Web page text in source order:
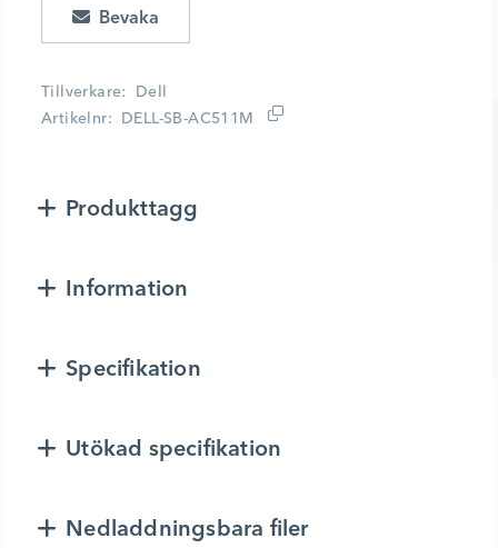
Tillverkare
Dell
Artikelnr
DELL-SB-AC511M
Produkttagg
Information
Specifikation
Utökad specifikation
Nedladdningsbara filer